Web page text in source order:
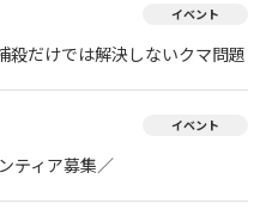
イベント
殺だけでは解決しないクマ問題
イベント
ティア募集／